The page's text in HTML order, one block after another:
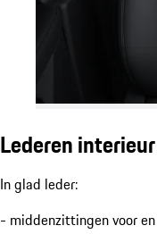
Lederen
In glad leder:
- middenzittingen voor